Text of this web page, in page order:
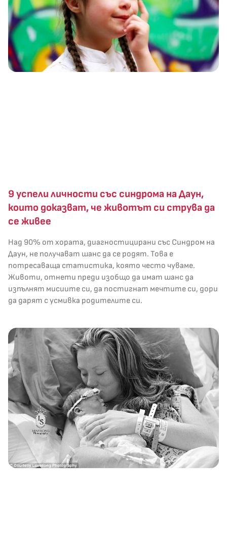
9 успели личности със синдрома на Даун,
които доказват, че животът си струва да
се живее
Над 90% от хората, диагностицирани със Синдром на
Даун, не получават шанс да се родят. Това е
потресаваща статистика, която често чуваме.
Животи, отнети преди изобщо да имат шанс да
изпълнят мисиите си, да постигнат мечтите си, дори
да дарят с усмивка родителите си.